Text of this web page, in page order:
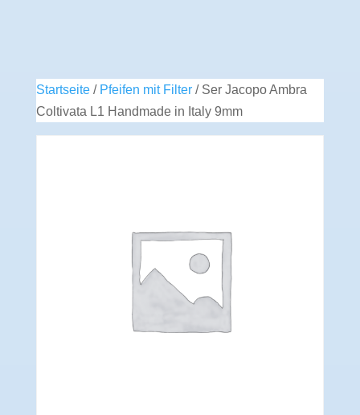
Startseite/ Pfeifen mit Filter/ Ser Jacopo Ambra
Coltivata L1 Handmade in Italy 9mm